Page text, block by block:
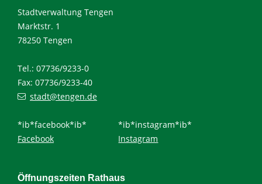
Stadtverwaltung Tengen
Marktstr. 1
78250 Tengen
Tel.: 07736/9233-0
Fax: 07736/9233-40
stadt@tengen.de
*ib*facebook*ib*
Facebook
*ib*instagram*ib*
Instagram
Öffnungszeiten Rathaus